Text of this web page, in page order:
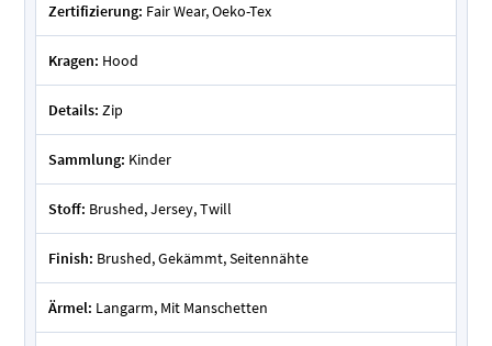
Zertifizierung: Fair Wear, Oeko-Tex
Kragen: Hood
Details: Zip
Sammlung: Kinder
Stoff: Brushed, Jersey, Twill
Finish: Brushed, Gekämmt, Seitennähte
Ärmel: Langarm, Mit Manschetten